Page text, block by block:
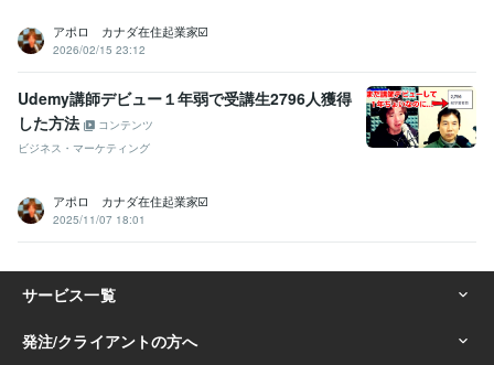
アポロ カナダ在住起業家☑️
2026/02/15 23:12
Udemy講師デビュー１年弱で受講生2796人獲得
した方法
コンテンツ
ビジネス・マーケティング
アポロ カナダ在住起業家☑️
2025/11/07 18:01